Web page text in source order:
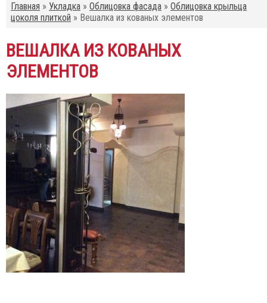
Главная » Укладка » Облицовка фасада » Облицовка крыльца
цоколя плиткой » Вешалка из кованых элементов
ВЕШАЛКА ИЗ КОВАНЫХ
ЭЛЕМЕНТОВ